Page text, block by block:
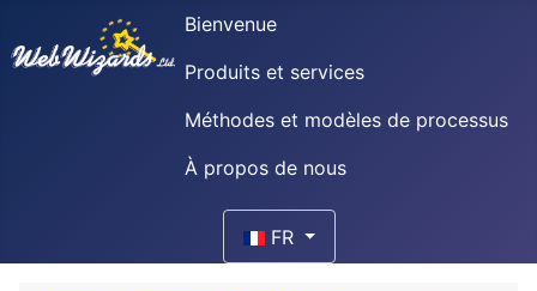
Bienvenue
Produits et services
Méthodes et modèles de processus
À propos de nous
Sélectionnez votre langue
FR